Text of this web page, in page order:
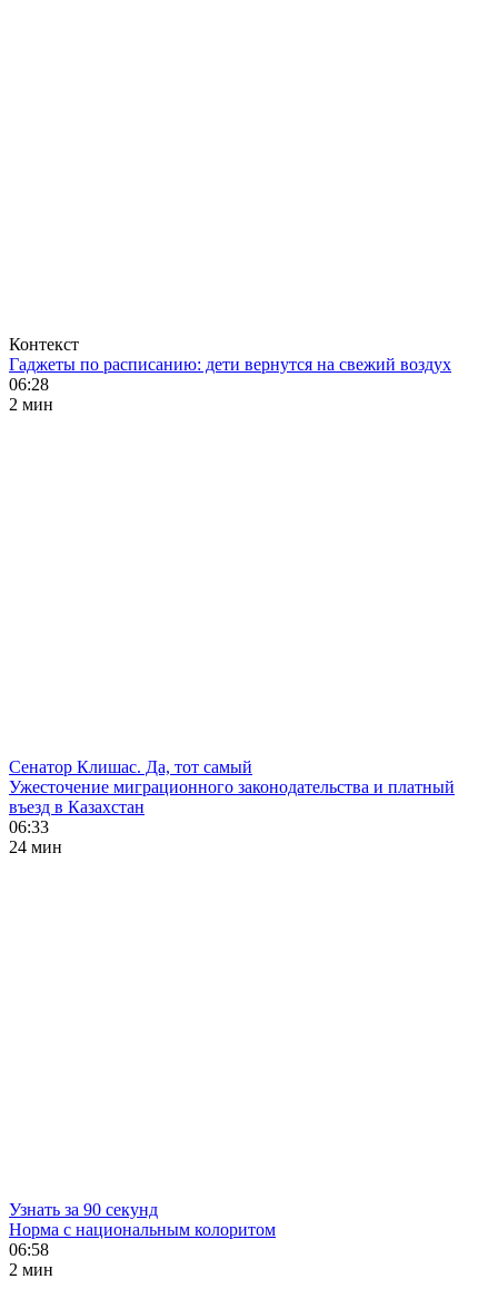
Контекст
Гаджеты по расписанию: дети вернутся на свежий воздух
06:28
2 мин
Сенатор Клишас. Да, тот самый
Ужесточение миграционного законодательства и платный
въезд в Казахстан
06:33
24 мин
Узнать за 90 секунд
Норма с национальным колоритом
06:58
2 мин